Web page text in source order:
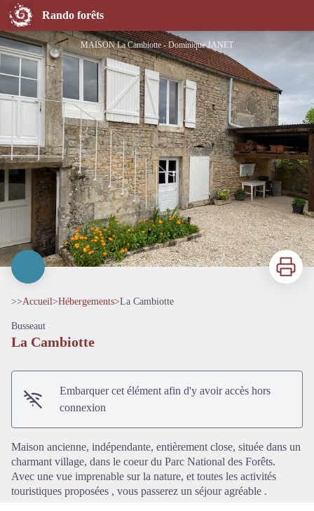
Rando forêts
La Cambiotte
MAISON La Cambiotte - Dominique JANET
Voir l'image en plein écran
Imprimer
>>Accueil>Hébergements>La Cambiotte
Busseaut
La Cambiotte
Embarquer cet élément afin d'y avoir accès hors
connexion
Maison ancienne, indépendante, entièrement close, située dans un
charmant village, dans le coeur du Parc National des Forêts.
Avec une vue imprenable sur la nature, et toutes les activités
touristiques proposées , vous passerez un séjour agréable .